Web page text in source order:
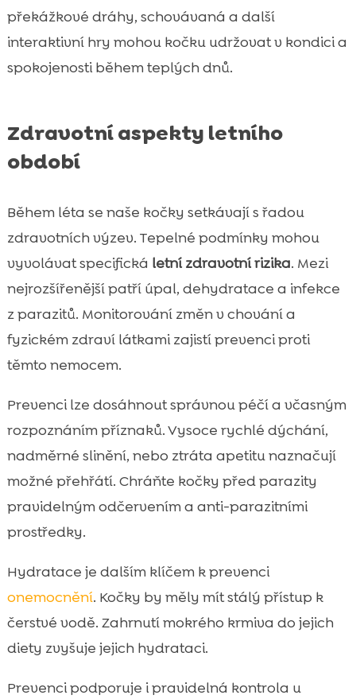
překážkové dráhy, schovávaná a další
interaktivní hry mohou kočku udržovat v kondici a
spokojenosti během teplých dnů.
Zdravotní aspekty letního
období
Během léta se naše kočky setkávají s řadou
zdravotních výzev. Tepelné podmínky mohou
vyvolávat specifická letní zdravotní rizika. Mezi
nejrozšířenější patří úpal, dehydratace a infekce
z parazitů. Monitorování změn v chování a
fyzickém zdraví látkami zajistí prevenci proti
těmto nemocem.
Prevenci lze dosáhnout správnou péčí a včasným
rozpoznáním příznaků. Vysoce rychlé dýchání,
nadměrné slinění, nebo ztráta apetitu naznačují
možné přehřátí. Chráňte kočky před parazity
pravidelným odčervením a anti-parazitními
prostředky.
Hydratace je dalším klíčem k prevenci
onemocnění. Kočky by měly mít stálý přístup k
čerstvé vodě. Zahrnutí mokrého krmiva do jejich
diety zvyšuje jejich hydrataci.
Prevenci podporuje i pravidelná kontrola u